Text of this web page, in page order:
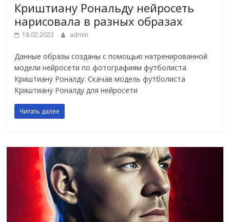
Криштиану Рональду нейросеть
нарисовала в разных образах
18.02.2023 admin
Данные образы созданы с помощью натренированной
модели нейросети по фотографиям футболиста
Криштиану Роналду. Скачав модель футболиста
Криштиану Роналду для нейросети
Читать далее